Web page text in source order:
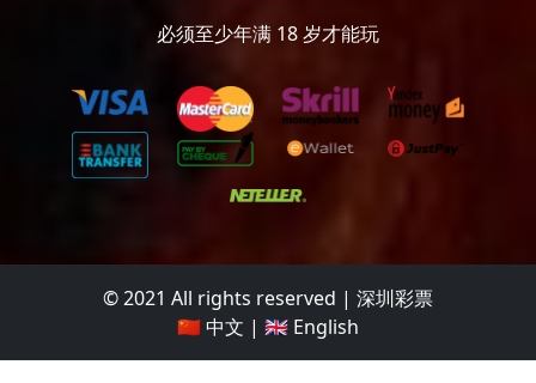
必须至少年满 18 岁才能玩
© 2021 All rights reserved | 深圳彩票
🇨🇳 中文 | 🇬🇧 English